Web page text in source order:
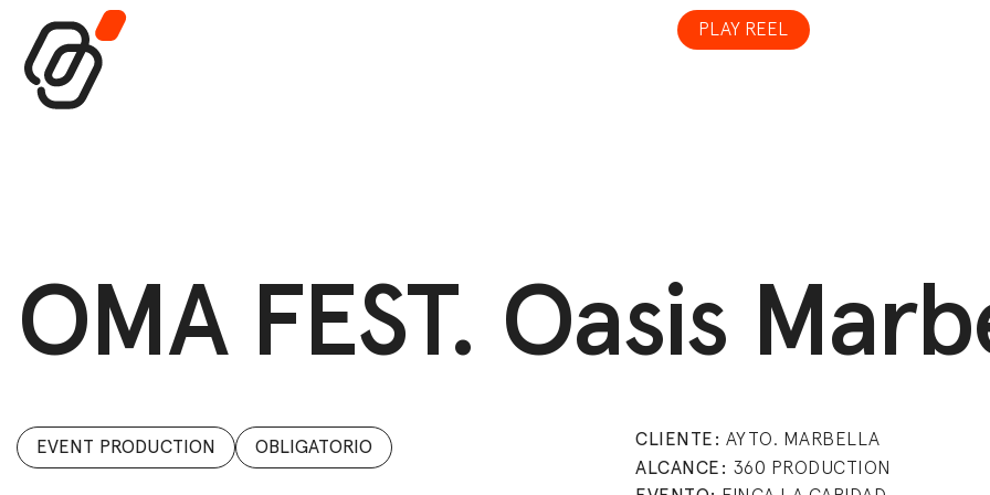
Main Navigation
PLAY REEL
OMA FEST. Oasis
EVENT PRODUCTION OBLIGATORIO CLIENTE: AYTO. MARBELLA
ALCANCE: 360 PRODUCTION